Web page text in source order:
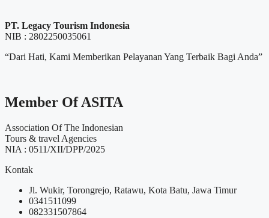
PT. Legacy Tourism Indonesia
NIB : 2802250035061
“Dari Hati, Kami Memberikan Pelayanan Yang Terbaik Bagi Anda”
Member Of ASITA
Association Of The Indonesian
Tours & travel Agencies
NIA : 0511/XII/DPP/2025
Kontak
Jl. Wukir, Torongrejo, Ratawu, Kota Batu, Jawa Timur
0341511099
082331507864